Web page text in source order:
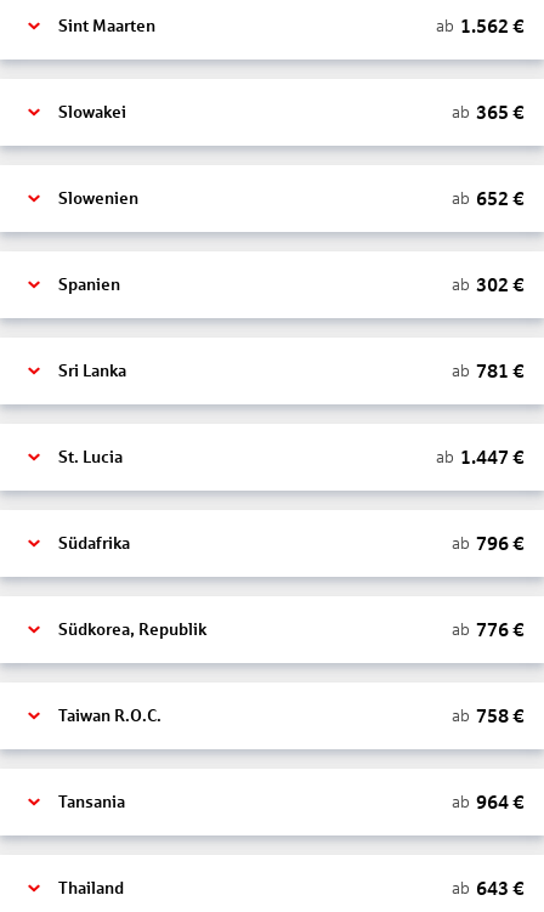
Sint Maarten ab 1.562 €
Slowakei ab 365 €
Slowenien ab 652 €
Spanien ab 302 €
Sri Lanka ab 781 €
St. Lucia ab 1.447 €
Südafrika ab 796€
Südkorea, Republik ab 776€
Taiwan R.O.C. ab 758€
Tansania ab 964€
Thailand ab 643 €